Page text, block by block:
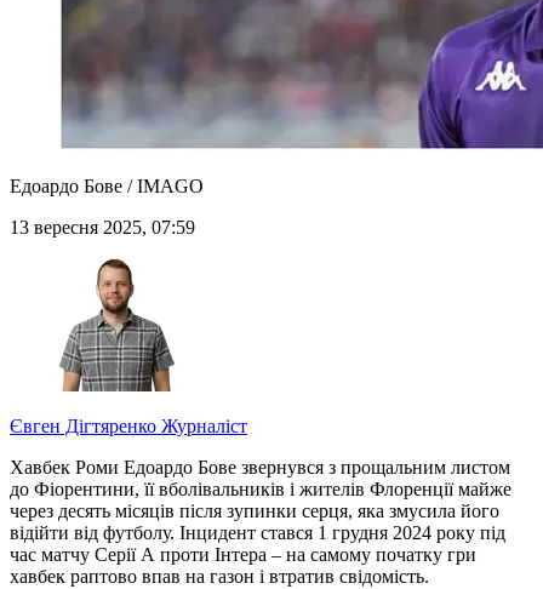
Едоардо Бове / IMAGO
13 вересня 2025, 07:59
Євген Дігтяренко Журналіст
Хавбек Роми Едоардо Бове звернувся з прощальним листом
до Фіорентини, її вболівальників і жителів Флоренції майже
через десять місяців після зупинки серця, яка змусила його
відійти від футболу. Інцидент стався 1 грудня 2024 року під
час матчу Серії А проти Інтера – на самому початку гри
хавбек раптово впав на газон і втратив свідомість.